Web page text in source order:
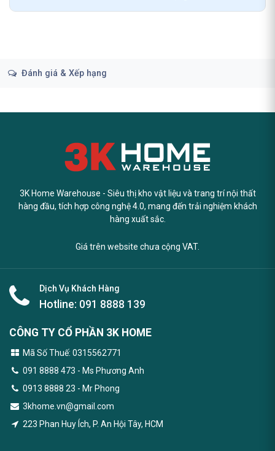
Đánh giá & Xếp hạng
3K Home Warehouse - Siêu thị kho vật liệu và trang trí nội thất
hàng đầu, tích hợp công nghệ 4.0, mang đến trải nghiệm khách
hàng xuất sắc.
Giá trên website chưa cộng VAT.
Dịch Vụ Khách Hàng
Hotline: 091 8888 139
CÔNG TY CỔ PHẦN 3K HOME
Mã Số Thuế: 0315562771
091 8888 473 - Ms Phương Anh
0913 8888 23 - Mr Phong
3khome.vn@gmail.com
223 Phan Huy Ích, P. An Hội Tây, HCM